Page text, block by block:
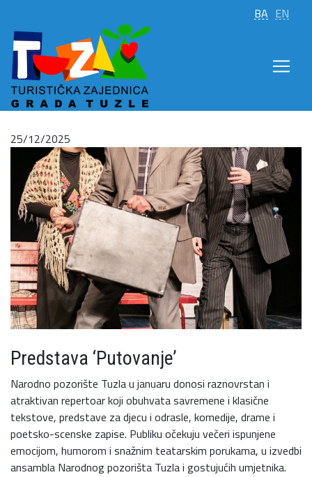
BA EN
25/12/2025
Predstava ‘Putovanje’
Narodno pozorište Tuzla u januaru donosi raznovrstan i
atraktivan repertoar koji obuhvata savremene i klasične
tekstove, predstave za djecu i odrasle, komedije, drame i
poetsko-scenske zapise. Publiku očekuju večeri ispunjene
emocijom, humorom i snažnim teatarskim porukama, u izvedbi
ansambla Narodnog pozorišta Tuzla i gostujućih umjetnika.